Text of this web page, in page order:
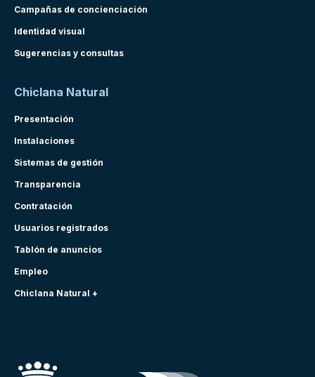
Campañas de concienciación
Identidad visual
Sugerencias y consultas
Chiclana Natural
Presentación
Instalaciones
Sistemas de gestión
Transparencia
Contratación
Usuarios registrados
Tablón de anuncios
Empleo
Chiclana Natural +